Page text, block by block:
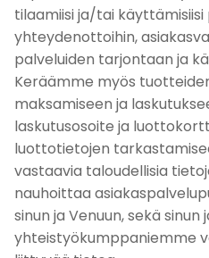
tilaamiisi ja/tai käyttämisiisi
yhteydenottoihin,
palveluiden tarjontaan ja
Keräämme myös
maksamiseen ja
laskutusosoite ja
luottotietojen
vastaavia taloudellisia
nauhoittaa
sinun ja Venuun, sekä sinun
yhteistyökumppaniemme